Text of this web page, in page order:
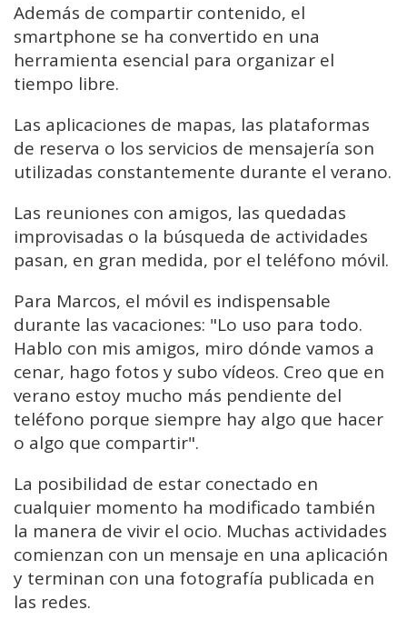
Además de compartir contenido, el
smartphone se ha convertido en una
herramienta esencial para organizar el
tiempo libre.
Las aplicaciones de mapas, las plataformas
de reserva o los servicios de mensajería son
utilizadas constantemente durante el verano.
Las reuniones con amigos, las quedadas
improvisadas o la búsqueda de actividades
pasan, en gran medida, por el teléfono móvil.
Para Marcos, el móvil es indispensable
durante las vacaciones: "Lo uso para todo.
Hablo con mis amigos, miro dónde vamos a
cenar, hago fotos y subo vídeos. Creo que en
verano estoy mucho más pendiente del
teléfono porque siempre hay algo que hacer
o algo que compartir".
La posibilidad de estar conectado en
cualquier momento ha modificado también
la manera de vivir el ocio. Muchas actividades
comienzan con un mensaje en una aplicación
y terminan con una fotografía publicada en
las redes.